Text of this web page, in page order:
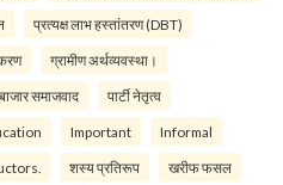
प्रत्यक्ष लाभ हस्तांतरण (DBT)
ग्रामीण अर्थव्यवस्था।
बाजार समाजवाद पार्टी नेतृत्व
Important Informal
शस्य प्रतिरूप खरीफ फसल